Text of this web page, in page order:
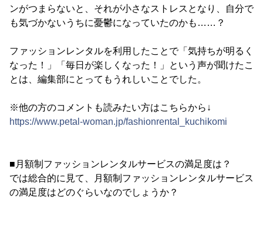
ンがつまらないと、それが小さなストレスとなり、自分で
も気づかないうちに憂鬱になっていたのかも……？
ファッションレンタルを利用したことで「気持ちが明るく
なった！」「毎日が楽しくなった！」という声が聞けたこ
とは、編集部にとってもうれしいことでした。
※他の方のコメントも読みたい方はこちらから↓
https://www.petal-woman.jp/fashionrental_kuchikomi
■月額制ファッションレンタルサービスの満足度は？
では総合的に見て、月額制ファッションレンタルサービス
の満足度はどのぐらいなのでしょうか？